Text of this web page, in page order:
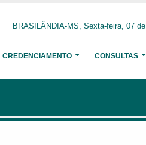
BRASILÂNDIA-MS, Sexta-feira, 07
CREDENCIAMENTO CONSULTAS